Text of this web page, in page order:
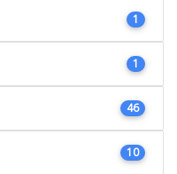
1
1
46
10